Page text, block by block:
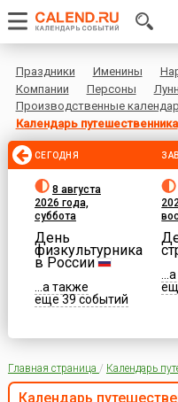
Праздники Именины
Компании
Персоны
Производственные
Календарь путешественника
СЕГОДНЯ
8 августа
2026 года,
суббота
День
физкультурника
в России
...а также
еще 39 событий
Главная страница / Календарь
Календарь